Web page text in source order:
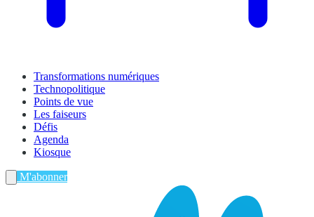
Transformations numériques
Technopolitique
Points de vue
Les faiseurs
Défis
Agenda
Kiosque
M'abonner